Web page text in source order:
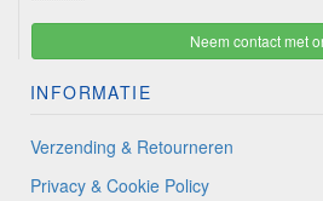
Neem contact met
INFORMATIE
Verzending & Retourneren
Privacy & Cookie Policy